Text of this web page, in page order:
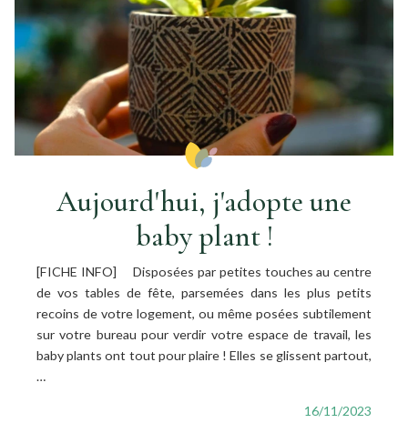
Aujourd'hui, j'adopte une
baby plant !
[FICHE INFO] Disposées par petites touches au centre
de vos tables de fête, parsemées dans les plus petits
recoins de votre logement, ou même posées subtilement
sur votre bureau pour verdir votre espace de travail, les
baby plants ont tout pour plaire ! Elles se glissent partout,
…
16/11/2023